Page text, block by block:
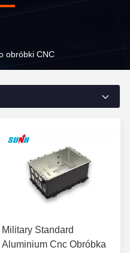
obróbki CNC
Military Standard
Aluminium Cnc Obróbka